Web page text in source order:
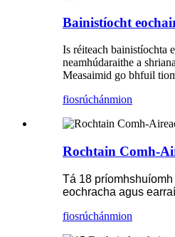
Bainistíocht
Is réiteach bainistíochta
neamhúdaraithe a
Measaimid go bhfuil
fiosrúchánmion
Rochtain Comh-
Tá 18
eochracha agus
fiosrúchánmion